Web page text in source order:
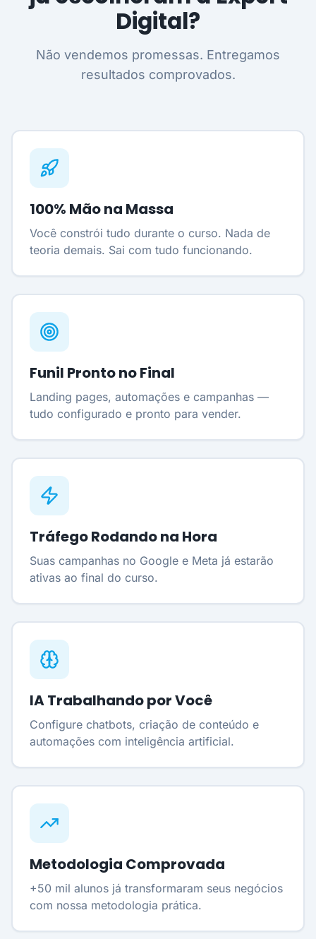
Digital?
Não vendemos promessas. Entregamos
resultados comprovados.
100% Mão na Massa
Você constrói tudo durante o curso. Nada de
teoria demais. Sai com tudo funcionando.
Funil Pronto no Final
Landing pages, automações e campanhas —
tudo configurado e pronto para vender.
Tráfego Rodando na Hora
Suas campanhas no Google e Meta já estarão
ativas ao final do curso.
IA Trabalhando por Você
Configure chatbots, criação de conteúdo e
automações com inteligência artificial.
Metodologia Comprovada
+50 mil alunos já transformaram seus negócios
com nossa metodologia prática.